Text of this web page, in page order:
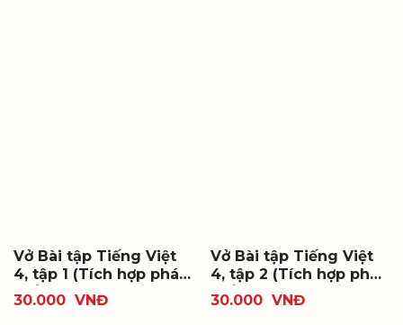
Vở Bài tập Tiếng Việt
4, tập 1 (Tích hợp phát
triển năng lực số)
30.000 VNĐ
Vở Bài tập Tiếng Việt
4, tập 2 (Tích hợp phát
triển năng lực số)
30.000 VNĐ